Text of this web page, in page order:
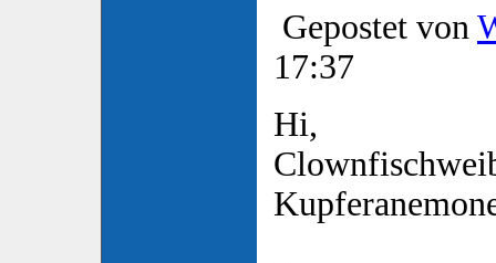
Gepostet von
17:37
Hi,